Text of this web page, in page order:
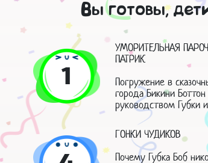
Вы готовы,
1
УМОРИТЕЛЬНАЯ
ПАТРИК
Погружение в
города Бикини
руководством Губки
ГОНКИ ЧУДИКОВ
Почему Губка Боб